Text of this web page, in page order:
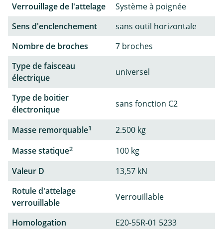
Verrouillage de l'attelage
Système à poignée
Sens d'enclenchement
sans outil horizontale
Nombre de broches
7 broches
Type de faisceau
électrique
universel
Type de boitier
électronique
sans fonction C2
Masse remorquable1
2.500 kg
Masse statique2
100 kg
Valeur D
13,57 kN
Rotule d'attelage
verrouillable
Verrouillable
Homologation
E20-55R-01 5233